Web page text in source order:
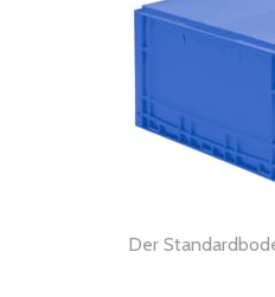
Der